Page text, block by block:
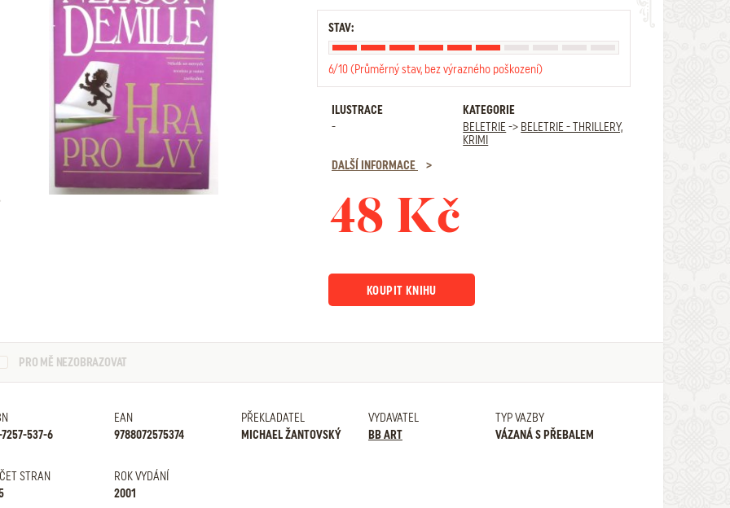
STAV:
6/10 (Průměrný stav, bez výrazného poškození)
ILUSTRACE
-
KATEGORIE
BELETRIE -> BELETRIE - THRILLERY,
KRIMI
DALŠÍ INFORMACE
48 Kč
KOUPIT KNIHU
PRO MĚ NEZOBRAZOVAT
537-6
EAN
9788072575374
PŘEKLADATEL
MICHAEL ŽANTOVSKÝ
VYDAVATEL
BB ART
TYP VAZBY
VÁZANÁ S PŘEBALEM
STRAN
ROK VYDÁNÍ
2001